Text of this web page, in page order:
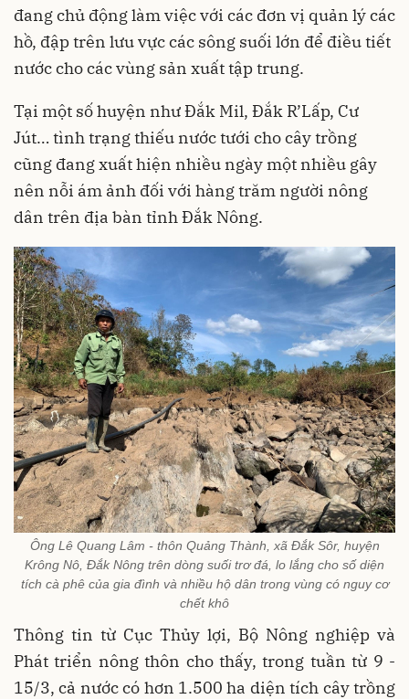
đang chủ động làm việc với các đơn vị quản lý các
hồ, đập trên lưu vực các sông suối lớn để điều tiết
nước cho các vùng sản xuất tập trung.
Tại một số huyện như Đắk Mil, Đắk R’Lấp, Cư
Jút… tình trạng thiếu nước tưới cho cây trồng
cũng đang xuất hiện nhiều ngày một nhiều gây
nên nỗi ám ảnh đối với hàng trăm người nông
dân trên địa bàn tỉnh Đắk Nông.
Ông Lê Quang Lâm - thôn Quảng Thành, xã Đắk Sôr, huyện
Krông Nô, Đắk Nông trên dòng suối trơ đá, lo lắng cho số diện
tích cà phê của gia đình và nhiều hộ dân trong vùng có nguy cơ
chết khô
Thông tin từ Cục Thủy lợi, Bộ Nông nghiệp và
Phát triển nông thôn cho thấy, trong tuần từ 9 -
15/3, cả nước có hơn 1.500 ha diện tích cây trồng